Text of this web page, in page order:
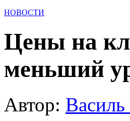
НОВОСТИ
Цены на
меньший
Автор: